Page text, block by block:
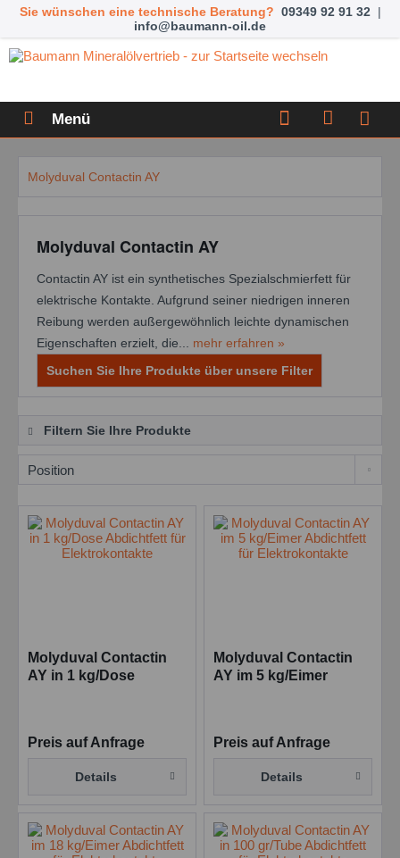
Sie wünschen eine technische Beratung? 09349 92 91 32 |
info@baumann-oil.de
Menü
Molyduval Contactin AY
Molyduval Contactin AY
Contactin AY ist ein synthetisches Spezialschmierfett für
elektrische Kontakte. Aufgrund seiner niedrigen inneren
Reibung werden außergewöhnlich leichte dynamischen
Eigenschaften erzielt, die... mehr erfahren »
Suchen Sie Ihre Produkte über unsere Filter
Filtern Sie Ihre Produkte
Molyduval Contactin
AY in 1 kg/Dose
Preis auf Anfrage
Details
Molyduval Contactin
AY im 5 kg/Eimer
Preis auf Anfrage
Details